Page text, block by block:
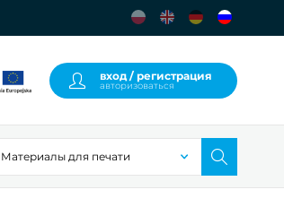
вход / регистрация
авторизоваться